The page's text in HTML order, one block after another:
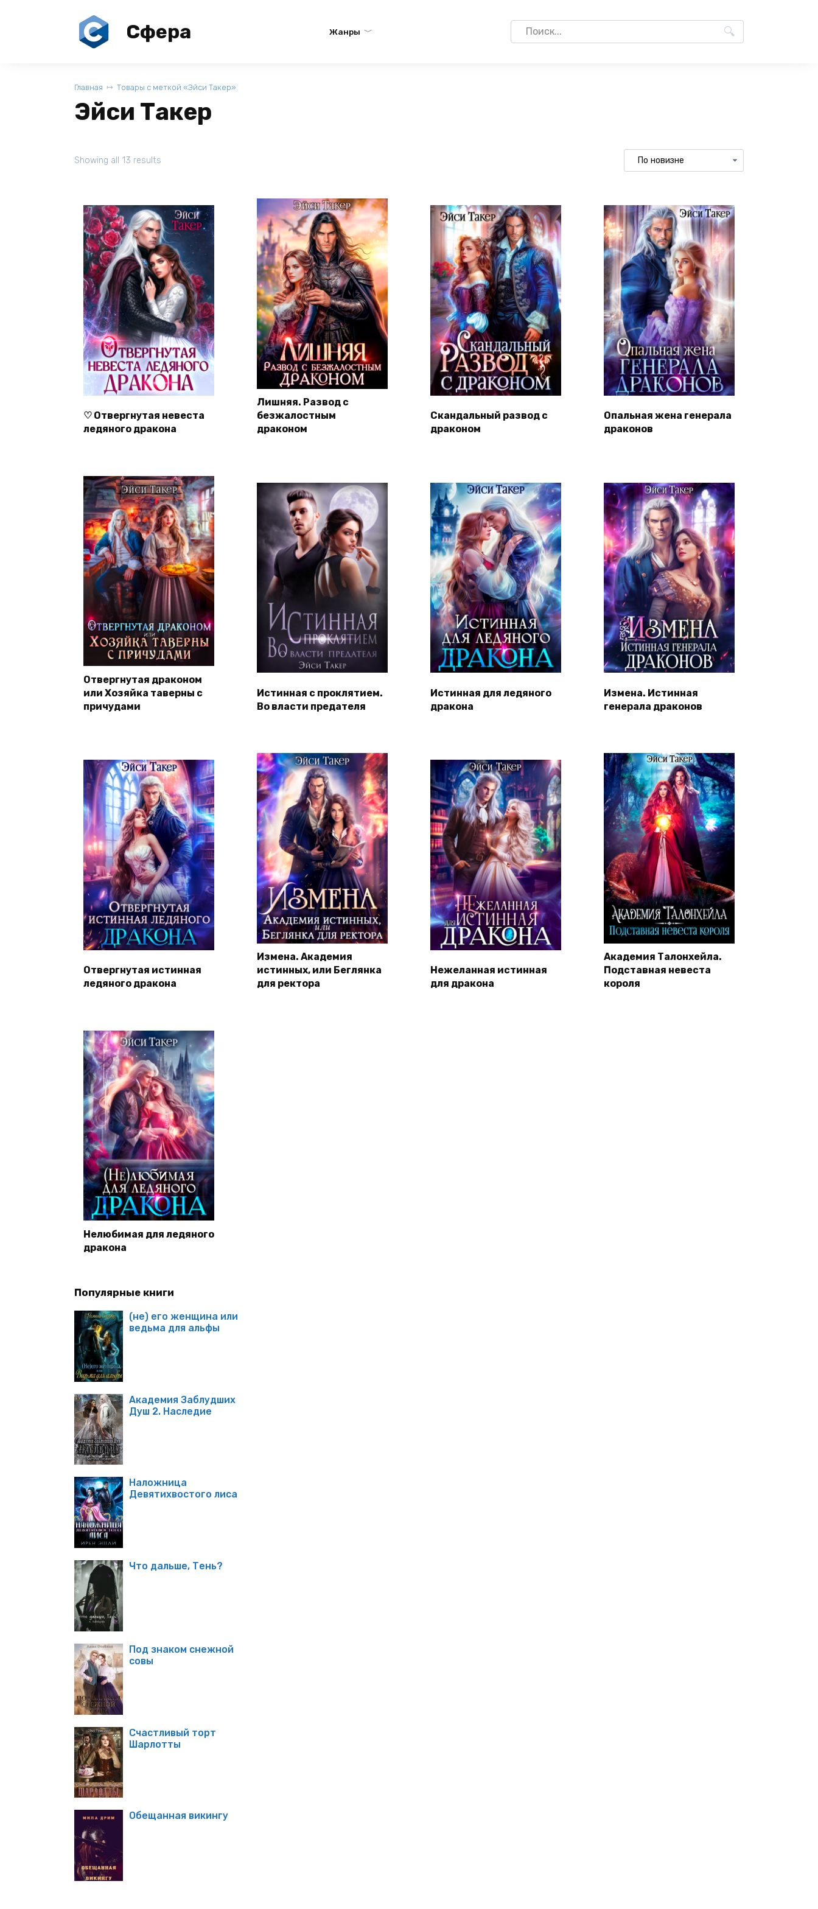
Сфера Жанры
Search
for:
Главная Товары с меткой «Эйси Такер»
Эйси Такер
Showing all 13 results
♡ Отвергнутая невеста
ледяного дракона
Лишняя. Развод с
безжалостным
драконом
Скандальный развод с
драконом
Опальная жена генерала
драконов
Отвергнутая драконом
или Хозяйка таверны с
причудами
Истинная с проклятием.
Во власти предателя
Истинная для ледяного
дракона
Измена. Истинная
генерала драконов
Отвергнутая истинная
ледяного дракона
Измена. Академия
истинных, или Беглянка
для ректора
Нежеланная истинная
для дракона
Академия Талонхейла.
Подставная невеста
короля
Нелюбимая для ледяного
дракона
Популярные книги
(не) его женщина или
ведьма для альфы
Академия Заблудших
Душ 2. Наследие
Наложница
Девятихвостого лиса
Что дальше, Тень?
Под знаком снежной
совы
Счастливый торт
Шарлотты
Обещанная викингу